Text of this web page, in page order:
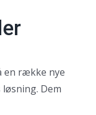
en række nye
Dem